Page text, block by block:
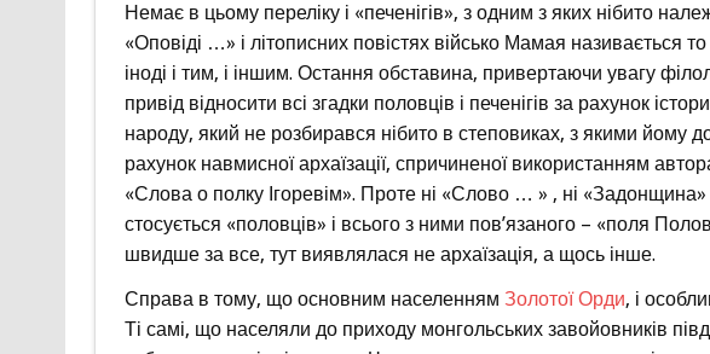
Немає в цьому переліку і «печенігів», з одним з яких нібито
«Оповіді …» і літописних повістях військо Мамая називається
іноді і тим, і іншим. Остання обставина, привертаючи увагу
привід відносити всі згадки половців і печенігів за рахунок
народу, який не розбирався нібито в степовиках, з якими йому
рахунок навмисної архаїзації, спричиненої використанням
«Слова о полку Ігоревім». Проте ні «Слово … » , ні
стосується «половців» і всього з ними пов’язаного – «поля
швидше за все, тут виявлялася не архаїзація, а щось інше.
Справа в тому, що основним населенням Золотої Орди, і
Ті самі, що населяли до приходу монгольських завойовників